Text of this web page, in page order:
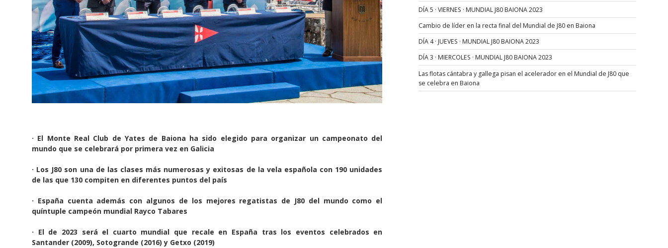
· El Monte Real Club de Yates de Baiona ha sido elegido para organizar un campeonato del
mundo que se celebrará por primera vez en Galicia
· Los J80 son una de las clases más numerosas y exitosas de la vela española con 190 unidades
de las que 130 compiten en diferentes puntos del país
· España cuenta además con algunos de los mejores regatistas de J80 del mundo como el
quíntuple campeón mundial Rayco Tabares
· El de 2023 será el cuarto mundial que recale en España tras los eventos celebrados en
Santander (2009), Sotogrande (2016) y Getxo (2019)
DÍA 5 · VIERNES · MUNDIAL J80 BAIONA 2023
Cambio de líder en la recta final del Mundial de J80 en Baiona
DÍA 4 · JUEVES · MUNDIAL J80 BAIONA 2023
DÍA 3 · MIERCOLES · MUNDIAL J80 BAIONA 2023
Las flotas cántabra y gallega pisan el acelerador en el Mundial de J80 que
se celebra en Baiona